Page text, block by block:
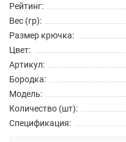
Рейтинг:
Вес (гр):
Размер крючка:
Цвет:
Артикул:
Бородка:
Модель:
Количество (шт):
Спецификация: